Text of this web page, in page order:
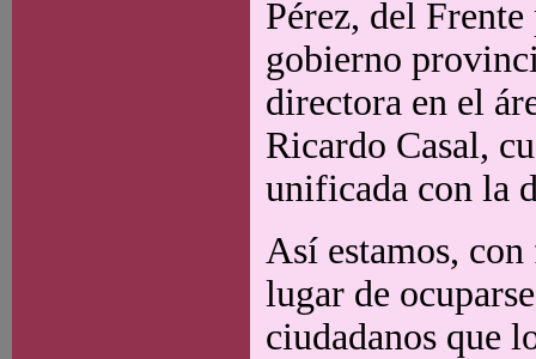
Pérez, del
gobierno
directora en el
Ricardo Casal,
unificada con la
Así estamos, con
lugar de
ciudadanos que